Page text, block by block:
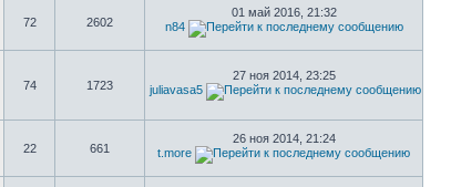
72 2602
01 май 2016, 21:32
n84
74 1723
27 ноя 2014, 23:25
juliavasa5
22 661
26 ноя 2014, 21:24
t.more